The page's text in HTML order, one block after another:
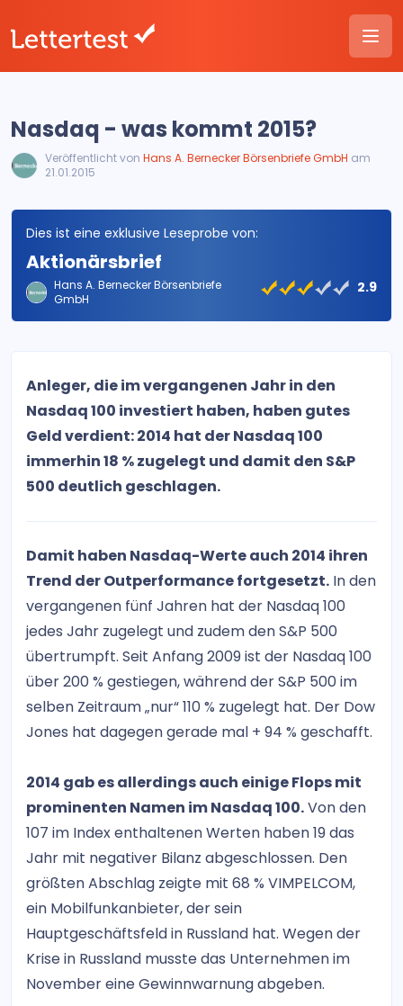
Nasdaq - was kommt 2015?
Veröffentlicht von Hans A. Bernecker Börsenbriefe GmbH am
21.01.2015
Dies ist eine exklusive Leseprobe von:
Aktionärsbrief
Hans A. Bernecker Börsenbriefe
GmbH
2.9
Anleger, die im vergangenen Jahr in den
Nasdaq 100 investiert haben, haben gutes
Geld verdient: 2014 hat der Nasdaq 100
immerhin 18 % zugelegt und damit den S&P
500 deutlich geschlagen.
Damit haben Nasdaq-Werte auch 2014 ihren
Trend der Outperformance fortgesetzt. In den
vergangenen fünf Jahren hat der Nasdaq 100
jedes Jahr zugelegt und zudem den S&P 500
übertrumpft. Seit Anfang 2009 ist der Nasdaq 100
über 200 % gestiegen, während der S&P 500 im
selben Zeitraum „nur“ 110 % zugelegt hat. Der Dow
Jones hat dagegen gerade mal + 94 % geschafft.
2014 gab es allerdings auch einige Flops mit
prominenten Namen im Nasdaq 100.Von den
107 im Index enthaltenen Werten haben 19 das
Jahr mit negativer Bilanz abgeschlossen. Den
größten Abschlag zeigte mit 68 % VIMPELCOM,
ein Mobilfunkanbieter, der sein
Hauptgeschäftsfeld in Russland hat. Wegen der
Krise in Russland musste das Unternehmen im
November eine Gewinnwarnung abgeben.